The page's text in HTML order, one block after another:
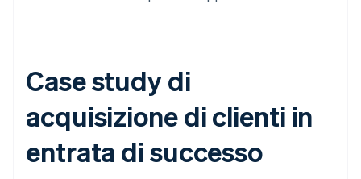
Case study di
acquisizione di clienti in
entrata di successo